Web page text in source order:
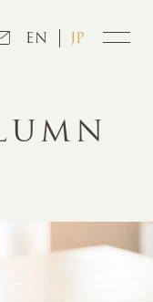
EN JP